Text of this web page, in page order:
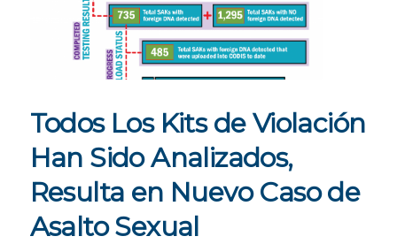
Todos Los Kits de Violación
Han Sido Analizados,
Resulta en Nuevo Caso de
Asalto Sexual